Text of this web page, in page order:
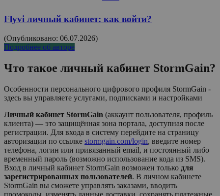
Flyvi личный кабинет: как войти?
(Опубликовано: 06.07.2026)
Подробнее об авторе
Что такое личный кабинет StormGain?
Особенности персонального цифрового профиля StormGain -
здесь вы управляете услугами, подписками и настройками
Личный кабинет StormGain (аккаунт пользователя, профиль
клиента) — это защищённая зона портала, доступная после
регистрации. Для входа в систему перейдите на страницу
авторизации по ссылке stormgain.com/login, введите номер
телефона, логин или привязанный email, и постоянный либо
временный пароль (возможно использование кода из SMS).
Вход в личный кабинет StormGain возможен только для
зарегистрированных пользователей. В личном кабинете
StormGain вы сможете управлять заказами, вводить
промокоды, изменять данные доставки, сохранять платежные